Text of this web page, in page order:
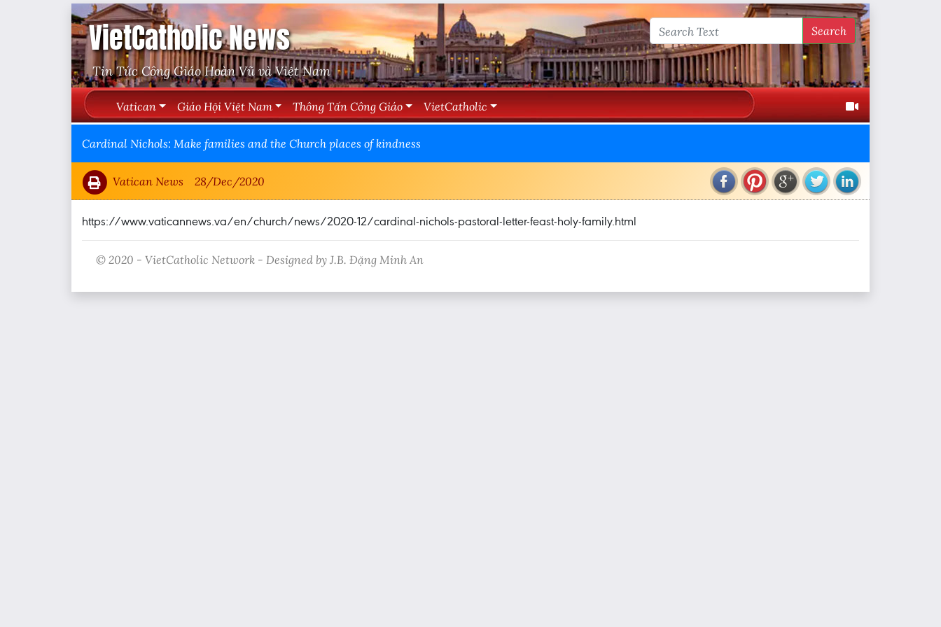
VietCatholic News
Tin Tức Công Giáo Hoàn Vũ và Việt Nam
Search
Vatican Giáo Hội Việt Nam Thông Tấn Công Giáo VietCatholic
Cardinal Nichols: Make families and the Church places of kindness
Vatican News 28/Dec/2020
https://www.vaticannews.va/en/church/news/2020-12/cardinal-nichols-pastoral-letter-feast-holy-family.html
© 2020 - VietCatholic Network - Designed by J.B. Đặng Minh An